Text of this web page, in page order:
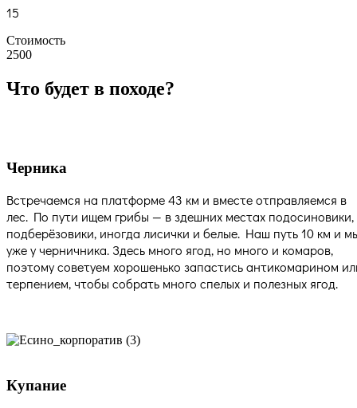
15
Стоимость
2500
Что будет в походе?
Черника
Встречаемся на платформе 43 км и вместе отправляемся в
лес. По пути ищем грибы — в здешних местах подосиновики,
подберёзовики, иногда лисички и белые. Наш путь 10 км и
уже у черничника. Здесь много ягод, но много и комаров,
поэтому советуем хорошенько запастись антикомарином
терпением, чтобы собрать много спелых и полезных ягод.
Купание